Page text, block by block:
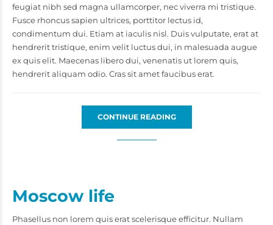
feugiat nibh sed magna ullamcorper, nec viverra mi tristique.
Fusce rhoncus sapien ultrices, porttitor lectus id,
condimentum dui. Etiam at iaculis nisl. Duis vulputate, erat at
hendrerit tristique, enim velit luctus dui, in malesuada augue
ex quis elit. Maecenas libero dui, venenatis ut lorem quis,
hendrerit aliquam odio. Cras sit amet faucibus erat.
CONTINUE READING
Moscow life
Phasellus non lorem quis erat scelerisque efficitur. Nullam